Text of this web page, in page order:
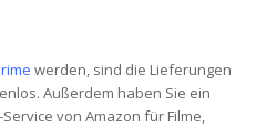
werden, sind die Lieferungen
Außerdem haben Sie ein
von Amazon für Filme,